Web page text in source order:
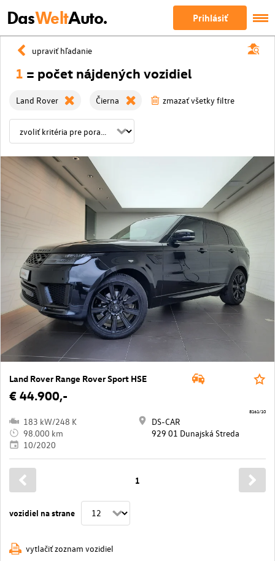
DasWeltAuto. Prihlásiť
upraviť hľadanie
1 = počet nájdených vozidiel
Land Rover Čierna zmazať všetky filtre
Land Rover Range Rover Sport HSE
€ 44.900,-
183 kW/248 K
98.000 km
10/2020
DS-CAR
929 01 Dunajská Streda
8161/10
vozidiel na strane
1
vytlačiť zoznam vozidiel